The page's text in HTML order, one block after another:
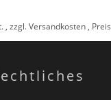
, zzgl.Versandkosten,